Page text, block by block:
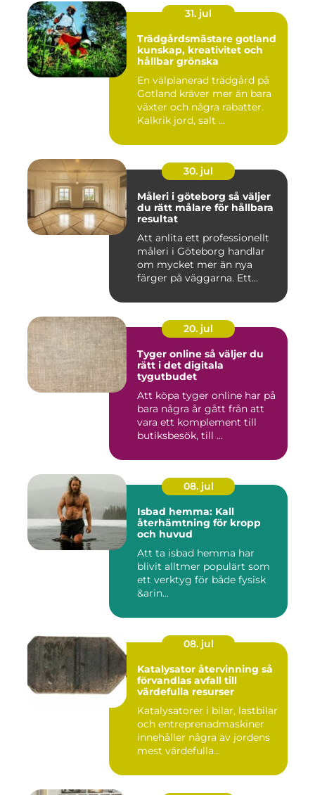
31. jul
Trädgårdsmästare gotland
kunskap, kreativitet och
hållbar grönska
En välplanerad trädgård på
Gotland kräver mer än bara
växter och några rabatter.
Kalkrik jord, salt ...
30. jul
Måleri i göteborg så väljer
du rätt målare för hållbara
resultat
Att anlita ett professionellt
måleri i Göteborg handlar
om mycket mer än nya
färger på väggarna. Ett...
20. jul
Tyger online så väljer du
rätt i det digitala
tygutbudet
Att köpa tyger online har på
bara några år gått från att
vara ett komplement till
butiksbesök, till ...
08. jul
Isbad hemma: Kall
återhämtning för kropp
och huvud
Att ta isbad hemma har
blivit alltmer populärt som
ett verktyg för både fysisk
&arin...
08. jul
Katalysator återvinning så
förvandlas avfall till
värdefulla resurser
Katalysatorer i bilar, lastbilar
och entreprenadmaskiner
innehåller några av jordens
mest värdefulla...